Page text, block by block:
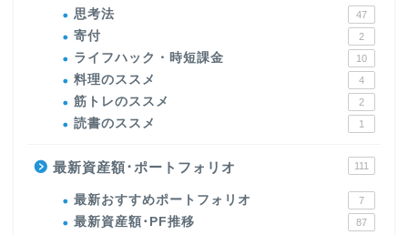
思考法 47
寄付 2
ライフハック・時短課金 10
料理のススメ 4
筋トレのススメ 2
読書のススメ 1
最新資産額･ポートフォリオ 111
最新おすすめポートフォリオ 7
最新資産額･PF推移 87